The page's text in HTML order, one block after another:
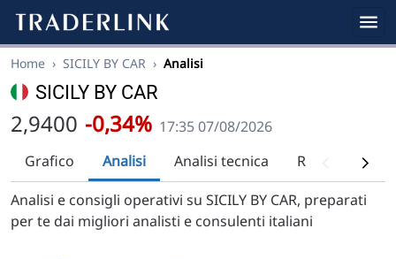
Home › SICILY BY CAR › Analisi
SICILY BY CAR
2,9400 -0,34% 17:35 07/08/2026
Grafico
Analisi Analisi tecnica
Analisi e consigli operativi su SICILY BY CAR, preparati
per te dai migliori analisti e consulenti italiani